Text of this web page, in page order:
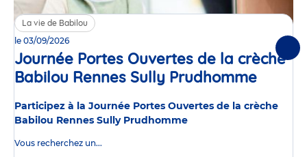
La vie de Babilou
le 03/09/2026
Journée Portes Ouvertes de la crèche
Babilou Rennes Sully Prudhomme
Participez à la Journée Portes Ouvertes de la crèche
Babilou Rennes Sully Prudhomme
Vous recherchez un...